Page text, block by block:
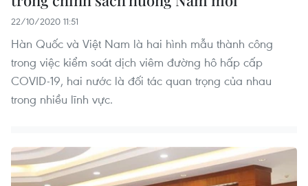
22/10/2020 11:51
Hàn Quốc và Việt Nam là hai hình mẫu thành công
trong việc kiểm soát dịch viêm đường hô hấp cấp
COVID-19, hai nước là đối tác quan trọng của nhau
trong nhiều lĩnh vực.